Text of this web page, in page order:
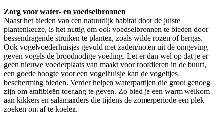
Zorg voor water- en voedselbronnen
Naast het bieden van een natuurlijk habitat door de juiste
plantenkeuze, is het nuttig om ook voedselbronnen te bieden door
bessendragende struiken te planten, zoals wilde rozen of bergas.
Ook vogelvoederhuisjes gevuld met zaden/noten uit de omgeving
geven vogels de broodnodige voeding. Let er dan wel op dat je er
geen nieuwe voederplaats van maakt voor roofdieren in de buurt,
een goede hoogte voor een vogelhuisje kan de vogeltjes
bescherming bieden. Verder helpen waterpartijen die groot genoeg
zijn om amfibieën toegang te geven. Zo bied je een warm welkom
aan kikkers en salamanders die tijdens de zomerperiode een plek
zoeken om af te koelen.